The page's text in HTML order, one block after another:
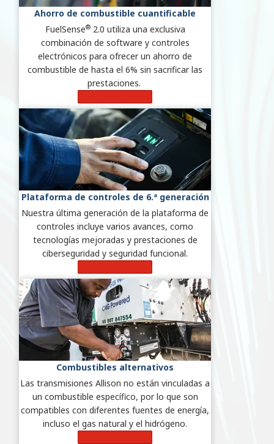
Ahorro de combustible cuantificable
FuelSense®2.0 utiliza una exclusiva
combinación de software y controles
electrónicos para ofrecer un ahorro de
combustible de hasta el 6% sin sacrificar las
prestaciones.
Plataforma de controles de 6.ª generación
Nuestra última generación de la plataforma de
controles incluye varios avances, como
tecnologías mejoradas y prestaciones de
ciberseguridad y seguridad funcional.
Combustibles alternativos
Las transmisiones Allison no están vinculadas a
un combustible específico, por lo que son
compatibles con diferentes fuentes de energía,
incluso el gas natural y el hidrógeno.